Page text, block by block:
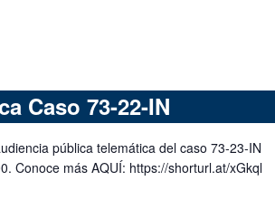
Caso 73-22-IN
pública telemática del caso 73-23-IN
Conoce más AQUÍ: https://shorturl.at/xGkql